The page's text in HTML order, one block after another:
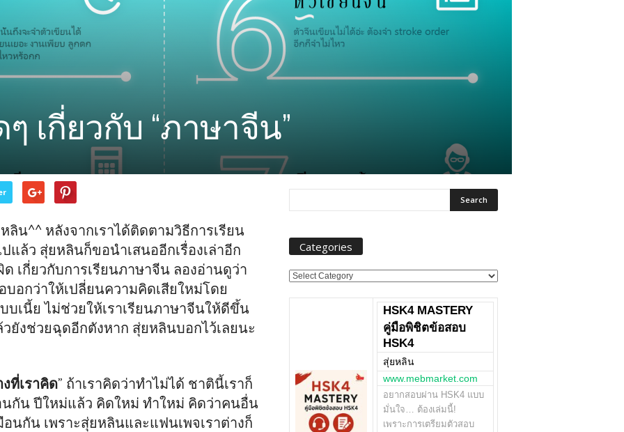
เกี่ยวกับ “ภาษาจีน”
น^^ หลังจากเราได้ติดตามวิธีการเรียน
ล้ว สุ่ยหลินก็ขอนำเสนออีกเรื่องเล่าอีก
เกี่ยวกับการเรียนภาษาจีน ลองอ่านดูว่า
อกว่าให้เปลี่ยนความคิดเสียใหม่โดย
บเนี้ย ไม่ช่วยให้เราเรียนภาษาจีนให้ดีขึ้น
ยังช่วยฉุดอีกตังหาก สุ่ยหลินบอกไว้เลยนะ
ที่เราคิด” ถ้าเราคิดว่าทำไม่ได้ ชาตินี้เราก็
กัน ปีใหม่แล้ว คิดใหม่ ทำใหม่ คิดว่าคนอื่น
อนกัน เพราะสุ่ยหลินและแฟนเพจเราต่างก็
Categories
Categories
HSK4 MASTERY
คู่มือพิชิตข้อสอบ
HSK4
สุ่ยหลิน
www.mebmarket.com
อยากสอบผ่าน HSK4 แบบ
มั่นใจ… ต้องเล่มนี้!
เพราะการเตรียมตัวสอบ